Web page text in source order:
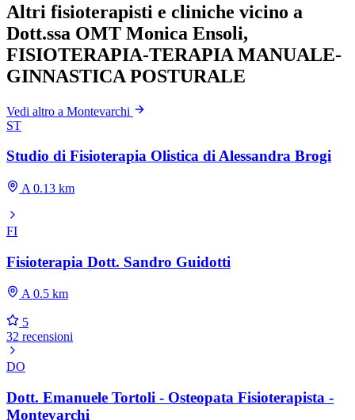
Altri fisioterapisti e cliniche vicino a
Dott.ssa OMT Monica Ensoli,
FISIOTERAPIA-TERAPIA MANUALE-
GINNASTICA POSTURALE
Vedi altro a Montevarchi
ST
Studio di Fisioterapia Olistica di Alessandra Brogi
A 0.13 km
FI
Fisioterapia Dott. Sandro Guidotti
A 0.5 km
5
32 recensioni
DO
Dott. Emanuele Tortoli - Osteopata Fisioterapista -
Montevarchi